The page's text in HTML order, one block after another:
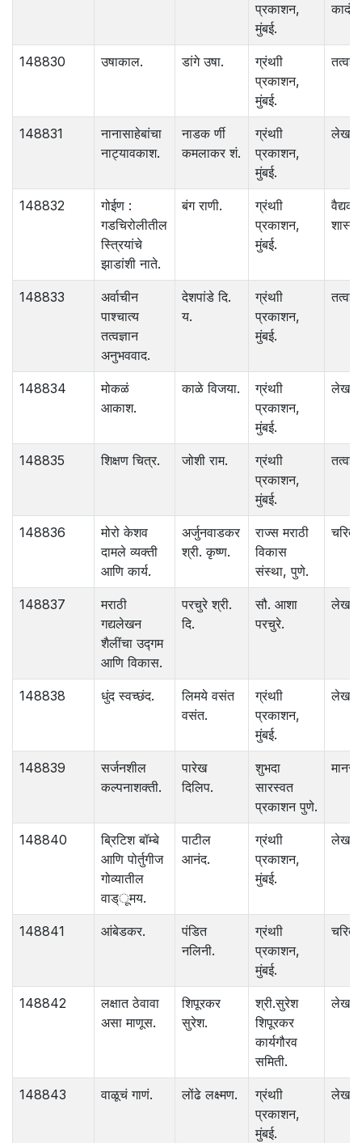
प्रकाशन,
मुंबई.
148830 उषाकाल. डांगे उषा.
ग्रंथाी
प्रकाशन,
मुंबई.
148831
नानासाहेबांचा
नाट्यावकाश.
नाडक र्णी
कमलाकर शं.
ग्रंथाी
प्रकाशन,
मुंबई.
लेख
148832
गोईण :
गडचिरोलीतील
स्त्रियांचे
झाडांशी नाते.
बंग राणी.
ग्रंथाी
प्रकाशन,
मुंबई.
वैद्यक
148833
अर्वाचीन
पाश्चात्य
तत्वज्ञान
अनुभववाद.
देशपांडे दि.
य.
ग्रंथाी
प्रकाशन,
मुंबई.
148834
मोकळं
आकाश.
काळे विजया.
ग्रंथाी
प्रकाशन,
मुंबई.
लेख
148835 शिक्षण चित्र. जोशी राम.
ग्रंथाी
प्रकाशन,
मुंबई.
148836
मोरो केशव
दामले व्यक्ती
आणि कार्य.
अर्जुनवाडकर
श्री. कृष्ण.
राज्स मराठी
विकास
संस्था, पुणे.
148837
मराठी
गद्यलेखन
शैलींचा उद्गम
आणि विकास.
परचुरे श्री.
दि.
सौ. आशा
परचुरे.
लेख
148838 धुंद स्वच्छंद.
लिमये वसंत
वसंत.
ग्रंथाी
प्रकाशन,
मुंबई.
लेख
148839
सर्जनशील
कल्पनाशक्ती.
पारेख
दिलिप.
शुभदा
सारस्वत
प्रकाशन पुणे.
148840
ब्रिटिश बॉम्बे
आणि पोर्तुगीज
गोव्यातील
वाड्ूमय.
पाटील
आनंद.
ग्रंथाी
प्रकाशन,
मुंबई.
लेख
148841 आंबेडकर.
पंडित
नलिनी.
ग्रंथाी
प्रकाशन,
मुंबई.
148842
लक्षात ठेवावा
असा माणूस.
शिपूरकर
सुरेश.
श्री.सुरेश
शिपूरकर
कार्यगौरव
समिती.
लेख
148843 वाळूचं गाणं. लोंढे लक्ष्मण.
ग्रंथाी
प्रकाशन,
मुंबई.
लेख